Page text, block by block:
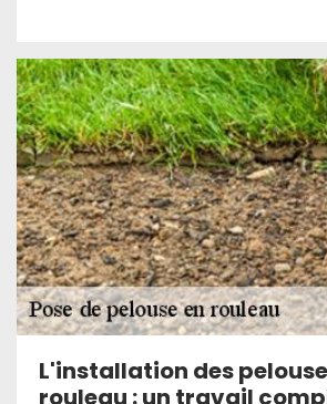
L'installation des
rouleau : un travail